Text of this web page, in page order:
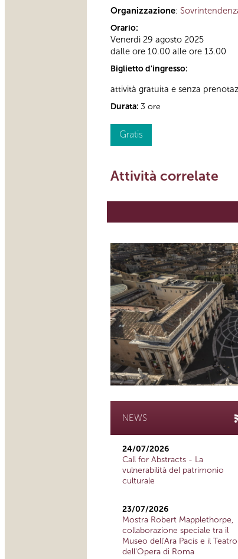
Organizzazione:
Orario:
Venerdì 29 agosto 2025
dalle ore 10.00 alle ore 13.00
Biglietto d'ingresso:
attività gratuita e senza
Durata: 3 ore
Gratis
Attività correlate
NEWS
24/07/2026
Call for Abstracts - La
vulnerabilità del patrimonio
culturale
23/07/2026
Mostra Robert Mapplethorpe,
collaborazione speciale tra il
Museo dell'Ara Pacis e il Teatro
dell'Opera di Roma